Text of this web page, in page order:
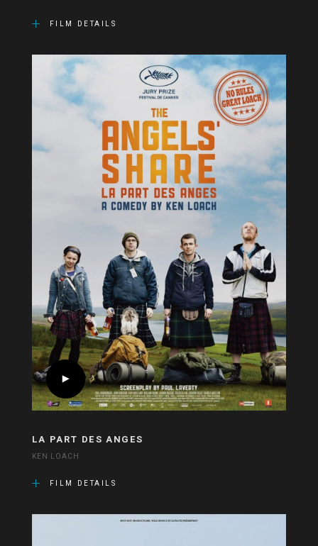
FILM DETAILS
LA PART DES ANGES
KEN LOACH
FILM DETAILS